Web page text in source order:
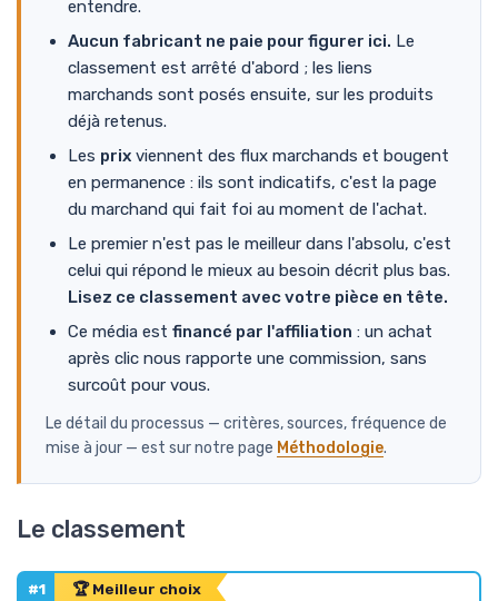
entendre.
Aucun fabricant ne paie pour figurer ici. Le
classement est arrêté d'abord ; les liens
marchands sont posés ensuite, sur les produits
déjà retenus.
Les prix viennent des flux marchands et bougent
en permanence : ils sont indicatifs, c'est la page
du marchand qui fait foi au moment de l'achat.
Le premier n'est pas le meilleur dans l'absolu, c'est
celui qui répond le mieux au besoin décrit plus bas.
Lisez ce classement avec votre pièce en tête.
Ce média est financé par l'affiliation : un achat
après clic nous rapporte une commission, sans
surcoût pour vous.
Le détail du processus — critères, sources, fréquence de
mise à jour — est sur notre page Méthodologie.
Le classement
#1 🏆 Meilleur choix